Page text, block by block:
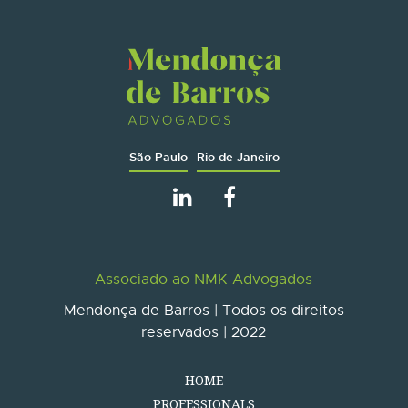
São Paulo Rio de Janeiro
Associado ao NMK Advogados
Mendonça de Barros | Todos os direitos
reservados | 2022
HOME
PROFESSIONALS